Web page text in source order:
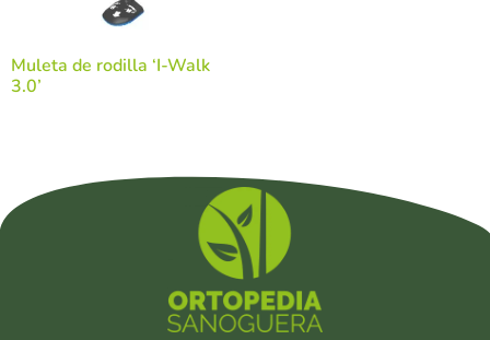
Muleta de rodilla ‘I-Walk
3.0’